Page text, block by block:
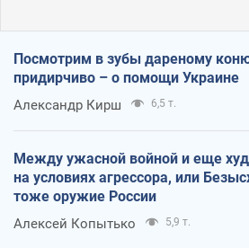
Посмотрим в зубы дареному
придирчиво – о помощи Украине
Александр Кирш 6,5 т.
Между ужасной войной и еще
на условиях агрессора, или
тоже оружие России
Алексей Копытько 5,9 т.